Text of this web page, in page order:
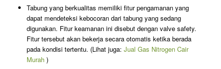
Tabung yang berkualitas memiliki fitur pengamanan yang
dapat mendeteksi kebocoran dari tabung yang sedang
digunakan. Fitur keamanan ini disebut dengan valve safety.
Fitur tersebut akan bekerja secara otomatis ketika berada
pada kondisi tertentu. (Lihat juga: Jual Gas Nitrogen Cair
Murah)